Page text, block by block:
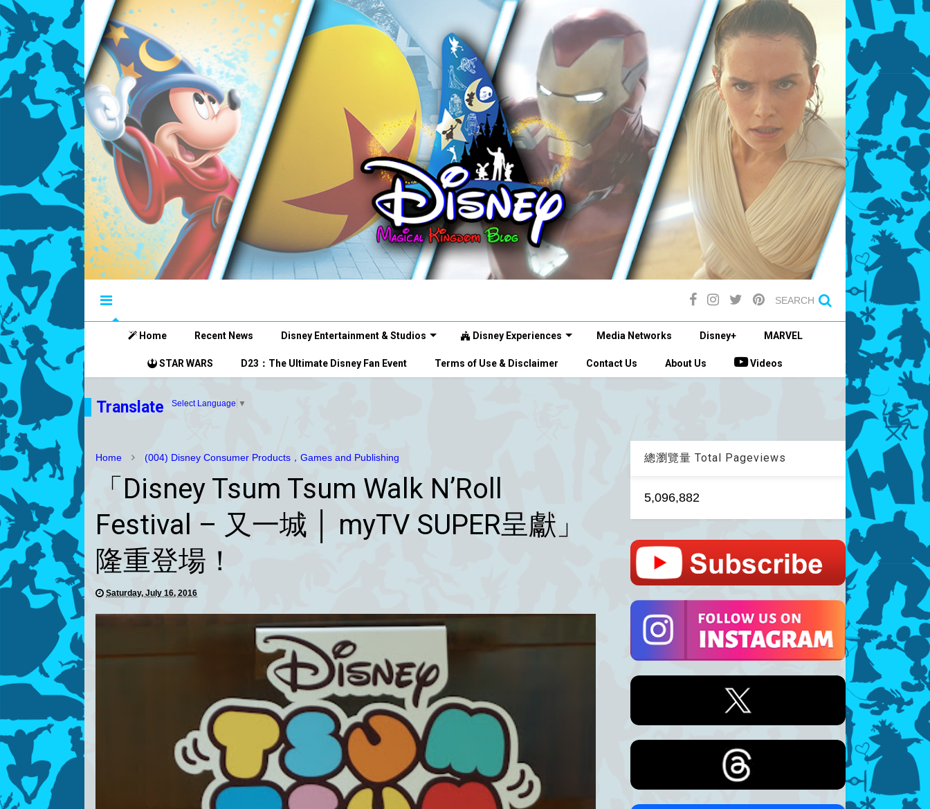
SEARCH
Home Recent News Disney Entertainment & Studios Disney Experiences Media Networks Disney+ MARVEL
STAR WARS D23：The Ultimate Disney Fan Event Terms of Use & Disclaimer Contact Us About Us Videos
Translate Select Language ▼
Home (004) Disney Consumer Products，Games and Publishing
「Disney Tsum Tsum Walk N’Roll
Festival – 又一城 │ myTV SUPER呈獻」
隆重登場！
Saturday, July 16, 2016
總瀏覽量 Total Pageviews
5,096,882